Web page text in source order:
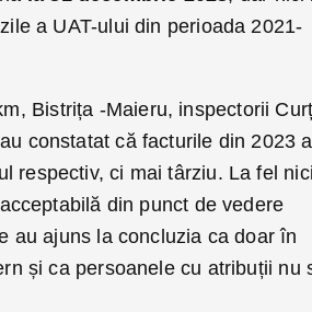
a UAT-ului din perioada 2021-
Bistrița -Maieru, inspectorii
constatat că facturile din 2023
respectiv, ci mai târziu. La fel
din punct de vedere
au ajuns la concluzia ca doar în
și ca persoanele cu atribuții nu